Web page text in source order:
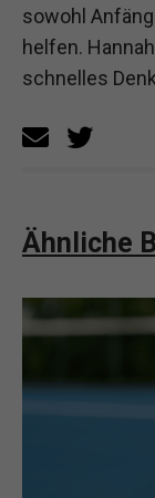
sowohl
helfen.
schnelles
Ähnliche